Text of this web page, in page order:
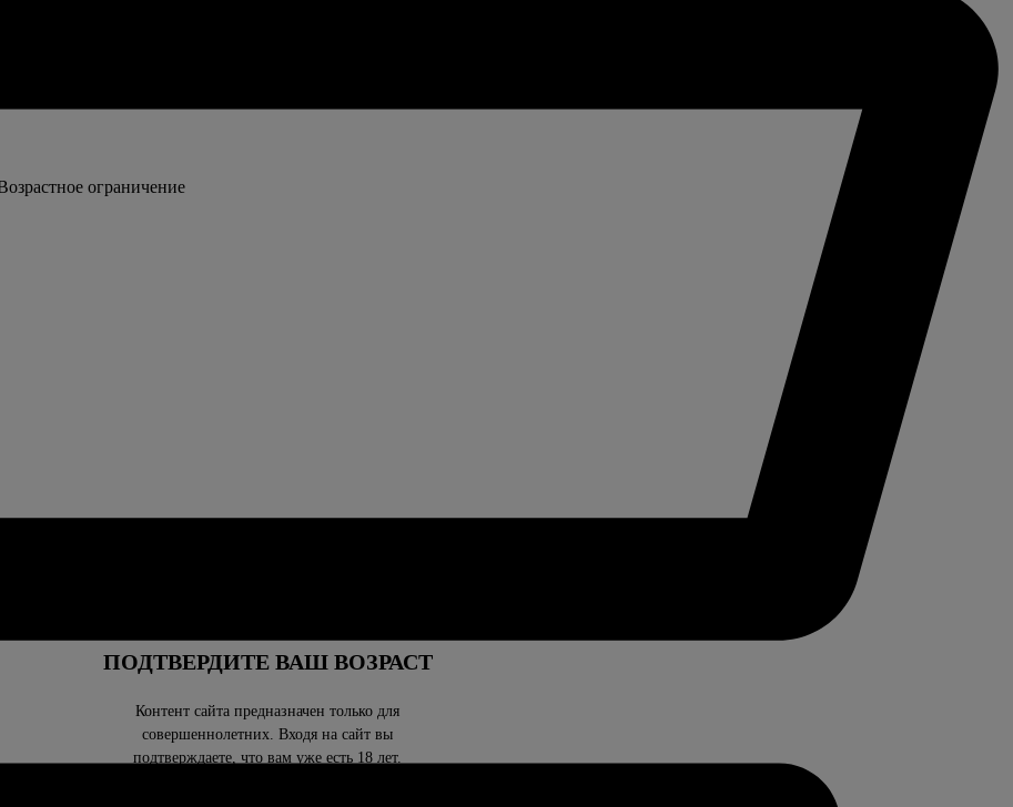
ПОДТВЕРДИТЕ ВАШ ВОЗРАСТ
Контент сайта предназначен только для
совершеннолетних. Входя на сайт вы
подтверждаете, что вам уже есть 18 лет.